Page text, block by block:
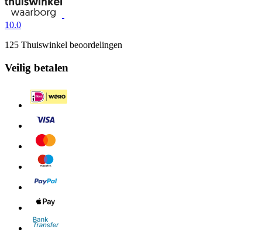
10.0
125 Thuiswinkel beoordelingen
Veilig betalen